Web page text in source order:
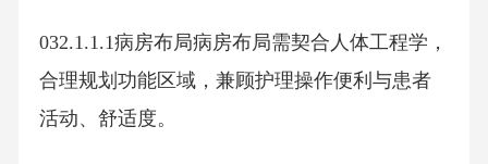
032.1.1.1病房布局病房布局需契合人体工程学，
合理规划功能区域，兼顾护理操作便利与患者
活动、舒适度。